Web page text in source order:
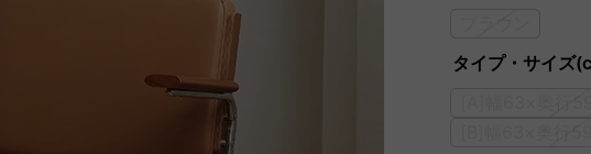
タイプ・サイズ